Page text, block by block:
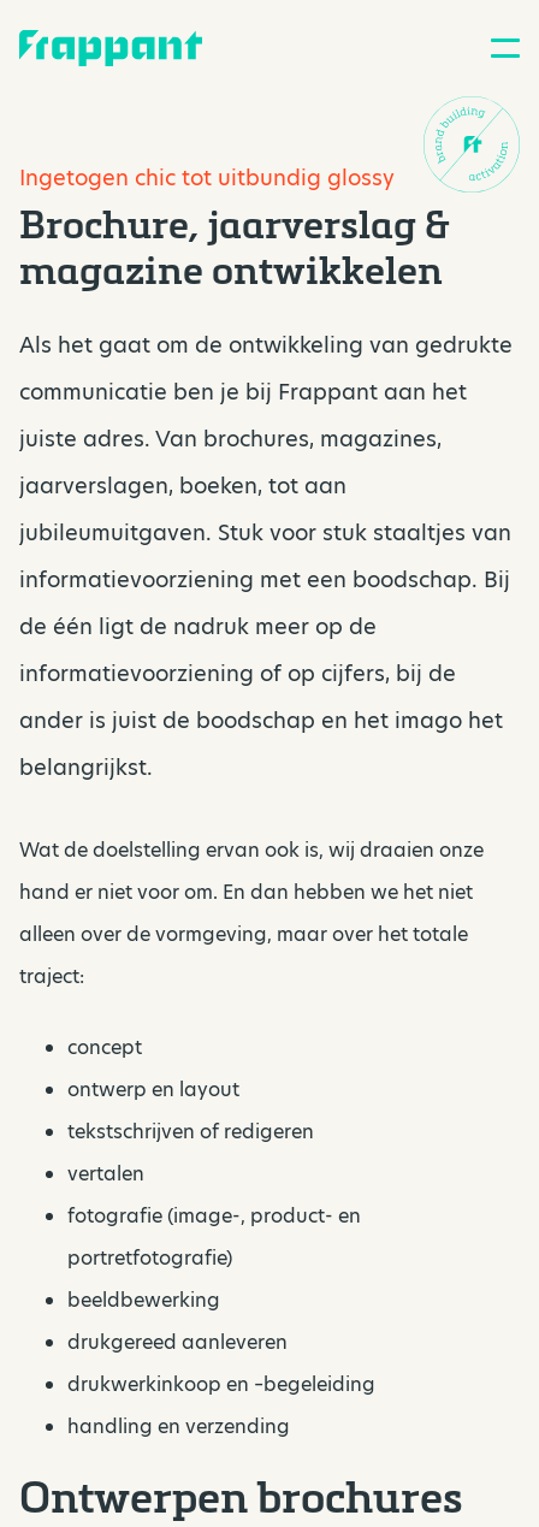
Ingetogen chic tot uitbundig glossy
Brochure, jaarverslag &
magazine ontwikkelen
Als het gaat om de ontwikkeling van gedrukte
communicatie ben je bij Frappant aan het
juiste adres. Van brochures, magazines,
jaarverslagen, boeken, tot aan
jubileumuitgaven. Stuk voor stuk staaltjes van
informatievoorziening met een boodschap. Bij
de één ligt de nadruk meer op de
informatievoorziening of op cijfers, bij de
ander is juist de boodschap en het imago het
belangrijkst.
Wat de doelstelling ervan ook is, wij draaien onze
hand er niet voor om. En dan hebben we het niet
alleen over de vormgeving, maar over het totale
traject:
concept
ontwerp en layout
tekstschrijven of redigeren
vertalen
fotografie (image-, product- en
portretfotografie)
beeldbewerking
drukgereed aanleveren
drukwerkinkoop en –begeleiding
handling en verzending
Ontwerpen brochures